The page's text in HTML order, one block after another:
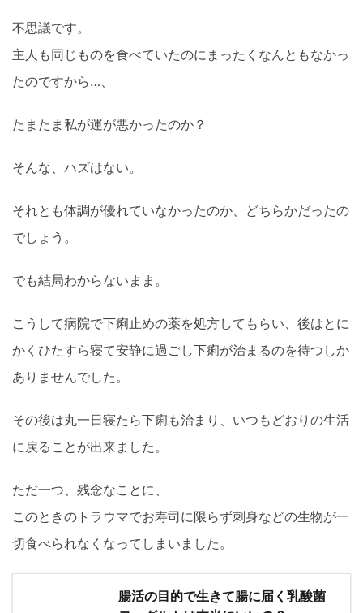
不思議です。
主人も同じものを食べていたのにまったくなんともなかっ
たのですから…、
たまたま私が運が悪かったのか？
そんな、ハズはない。
それとも体調が優れていなかったのか、どちらかだったの
でしょう。
でも結局わからないまま。
こうして病院で下痢止めの薬を処方してもらい、後はとに
かくひたすら寝て安静に過ごし下痢が治まるのを待つしか
ありませんでした。
その後は丸一日寝たら下痢も治まり、いつもどおりの生活
に戻ることが出来ました。
ただ一つ、残念なことに、
このときのトラウマでお寿司に限らず刺身などの生物が一
切食べられなくなってしまいました。
腸活の目的で生きて腸に届く乳酸菌